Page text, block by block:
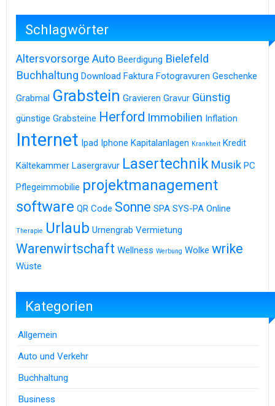
Schlagwörter
Altersvorsorge Auto Beerdigung Bielefeld
Buchhaltung Download Faktura Fotogravuren Geschenke
Grabmal Grabstein Gravieren Gravur Günstig
günstige Grabsteine Herford Immobilien Inflation
Internet Ipad Iphone Kapitalanlagen Krankheit Kredit
Kältekammer Lasergravur Lasertechnik Musik PC
Pflegeimmobilie projektmanagement
software QR Code Sonne SPA SYS-PA Online
Therapie Urlaub Urnengrab Vermietung
Warenwirtschaft Wellness Werbung Wolke wrike
Wüste
Kategorien
Allgemein
Auto und Verkehr
Buchhaltung
Business